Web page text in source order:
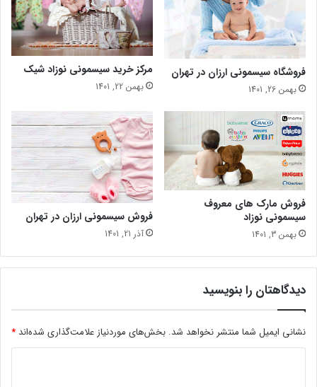
فروشگاه سیسمونی ارزان در تهران
بهمن 26, 1401
مرکز خرید سیسمونی نوزاد شیک
بهمن 22, 1401
فروش مارک های معروف
سیسمونی نوزاد
بهمن 3, 1401
فروش سیسمونی ارزان در تهران
آذر 21, 1401
دیدگاهتان را بنویسید
نشانی ایمیل شما منتشر نخواهد شد. بخش‌های موردنیاز علامت‌گذاری شده‌اند *